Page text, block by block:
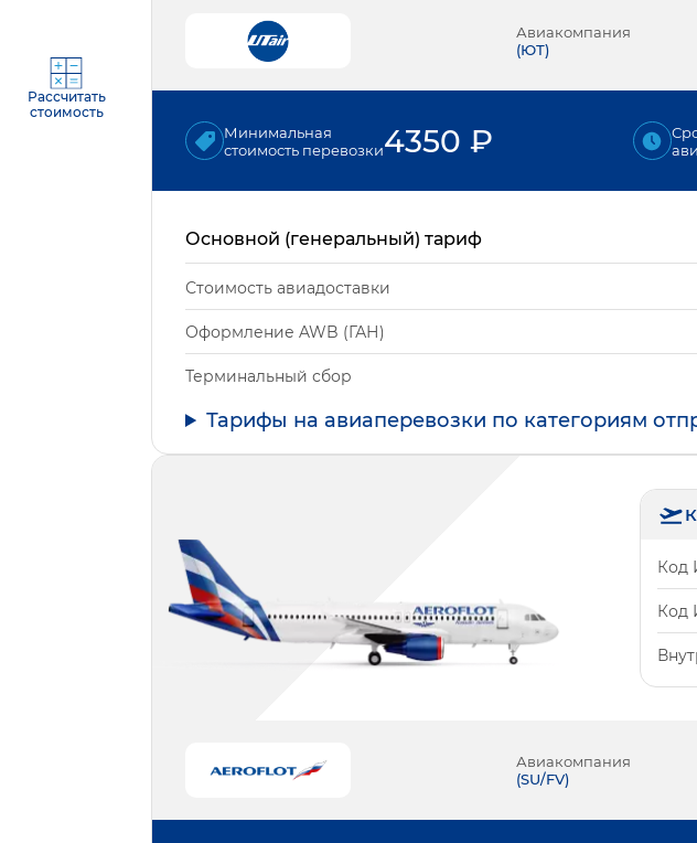
Рассчитать
стоимость
Авиакомпания
(ЮТ)
Минимальная
стоимость перевозки4350 ₽
Основной (генеральный) тариф
Стоимость авиадоставки
Оформление AWB (ГАН)
Терминальный сбор
Тарифы на авиаперевозки по категориям
Код
Код
Авиакомпания
(SU/FV)